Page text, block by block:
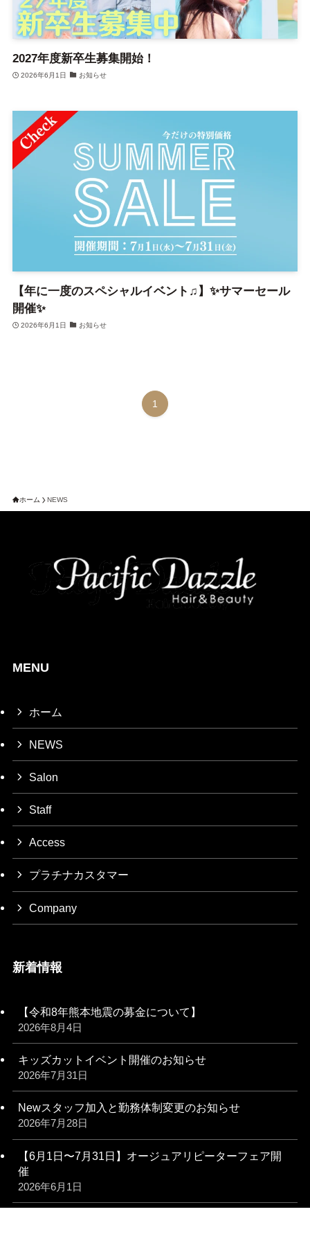
2027年度新卒生募集開始！
2026年6月1日 お知らせ
【年に一度のスペシャルイベント♫】✨サマーセール
開催✨
2026年6月1日 お知らせ
1
ホーム NEWS
MENU
ホーム
NEWS
Salon
Staff
Access
プラチナカスタマー
Company
新着情報
【令和8年熊本地震の募金について】
2026年8月4日
キッズカットイベント開催のお知らせ
2026年7月31日
Newスタッフ加入と勤務体制変更のお知らせ
2026年7月28日
【6月1日〜7月31日】オージュアリピーターフェア開
催
2026年6月1日